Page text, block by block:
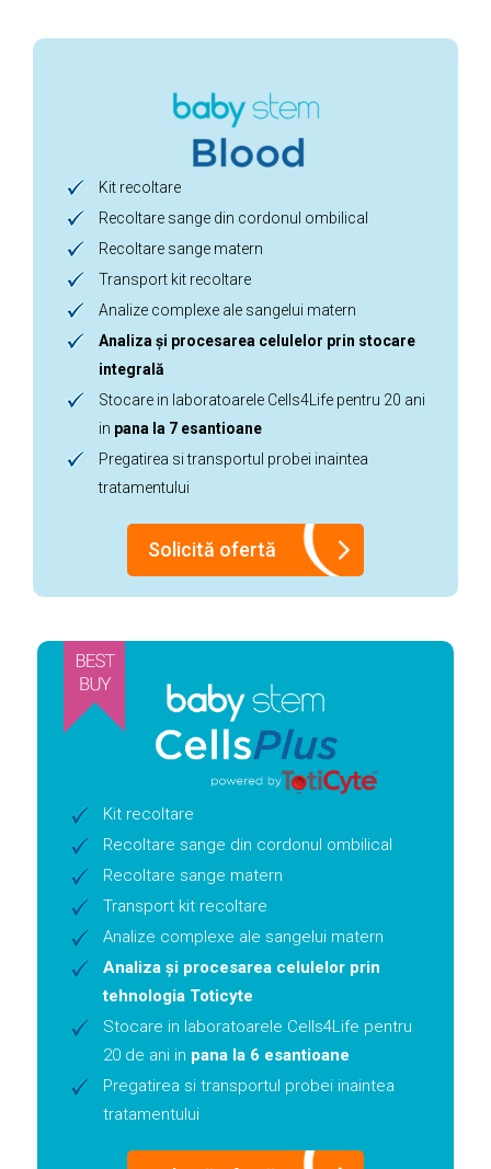
Kit recoltare
Recoltare sange din cordonul ombilical
Recoltare sange matern
Transport kit recoltare
Analize complexe ale sangelui matern
Analiza și procesarea celulelor prin stocare
integrală
Stocare in laboratoarele Cells4Life pentru 20 ani
in pana la 7 esantioane
Pregatirea si transportul probei inaintea
tratamentului
Solicită ofertă
Kit recoltare
Recoltare sange din cordonul ombilical
Recoltare sange matern
Transport kit recoltare
Analize complexe ale sangelui matern
Analiza și procesarea celulelor prin
tehnologia Toticyte
Stocare in laboratoarele Cells4Life pentru
20 de ani in pana la 6 esantioane
Pregatirea si transportul probei inaintea
tratamentului